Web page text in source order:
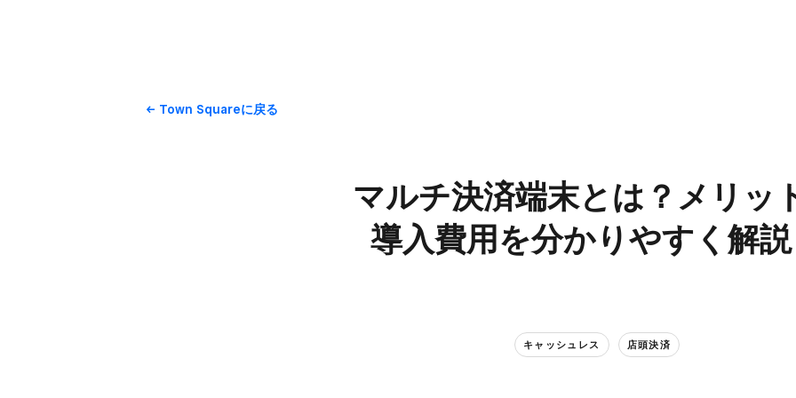
Town Squareに​戻る
マルチ決済端末とは？​メリッ
導入費用を​分かりやすく​解
キャッシュレス 店頭決済